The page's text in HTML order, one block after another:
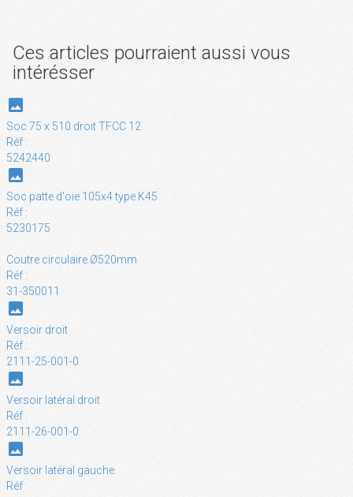
Ces articles pourraient aussi vous
intérésser
photo
Soc 75 x 510 droit TFCC 12
Réf :
5242440
photo
Soc patte d'oie 105x4 type K45
Réf :
5230175
Coutre circulaire Ø520mm
Réf :
31-350011
photo
Versoir droit
Réf :
2111-25-001-0
photo
Versoir latéral droit
Réf :
2111-26-001-0
photo
Versoir latéral gauche
Réf :